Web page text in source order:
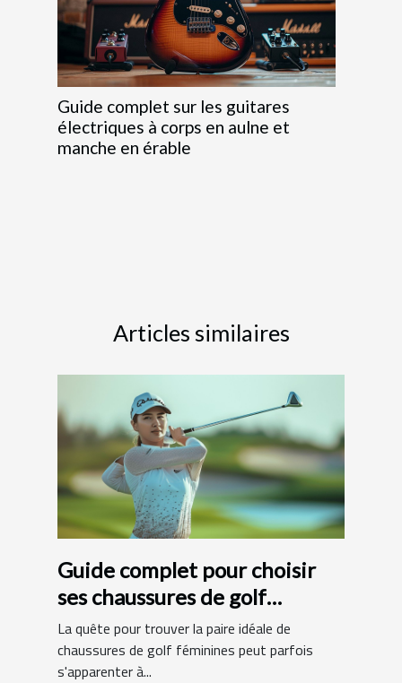
Guide complet sur les guitares
électriques à corps en aulne et
manche en érable
Articles similaires
Guide complet pour choisir
ses chaussures de golf
féminines
La quête pour trouver la paire idéale de
chaussures de golf féminines peut parfois
s'apparenter à...